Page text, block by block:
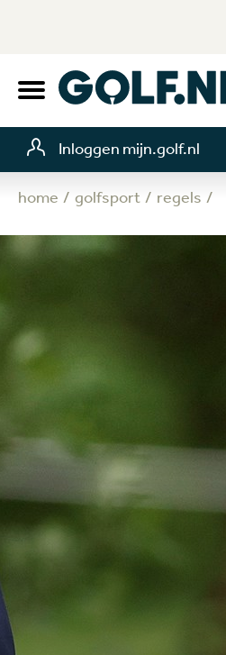
Inloggen mijn.golf.nl
home golfsport regels